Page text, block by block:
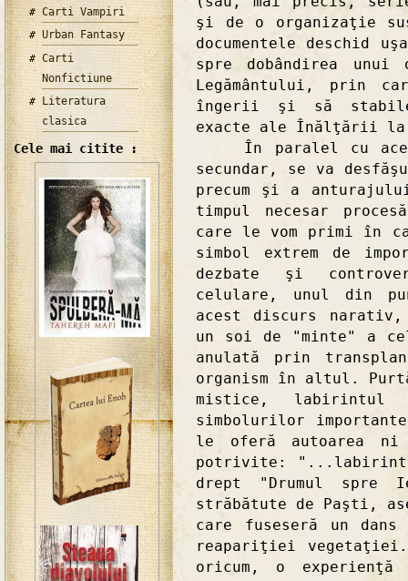
Carti Vampiri
Urban Fantasy
Carti
Nonfictiune
Literatura
clasica
Cele mai citite :
şi de o organizaţie
documentele deschid
spre dobândirea
Legământului, prin
îngerii şi să
exacte ale Înălţării
În paralel cu
secundar, se va
precum şi a
timpul necesar
care le vom primi în
simbol extrem de
dezbate şi
celulare, unul din
acest discurs
un soi de "minte" a
anulată prin
organism în altul.
mistice,
simbolurilor
le oferă autoarea
potrivite:
drept "Drumul spre
străbătute de Paşti,
care fuseseră un
reapariţiei
oricum, o